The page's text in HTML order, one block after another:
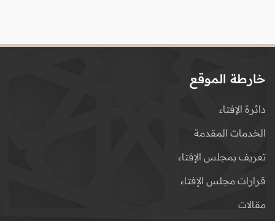
خارطة الموقع
دائرة الإفتاء
الخدمات المقدمة
تعريف بمجلس الإفتاء
قرارات مجلس الإفتاء
مقالات